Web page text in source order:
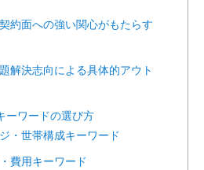
約面への強い関心がもたらす
解決志向による具体的アウト
ーワードの選び方
・世帯構成キーワード
費用キーワード